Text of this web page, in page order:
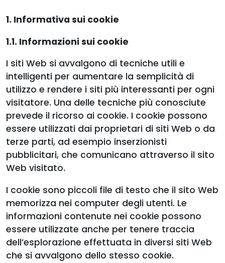
1. Informativa sui cookie
1.1. Informazioni sui cookie
I siti Web si avvalgono di tecniche utili e
intelligenti per aumentare la semplicità di
utilizzo e rendere i siti più interessanti per ogni
visitatore. Una delle tecniche più conosciute
prevede il ricorso ai cookie. I cookie possono
essere utilizzati dai proprietari di siti Web o da
terze parti, ad esempio inserzionisti
pubblicitari, che comunicano attraverso il sito
Web visitato.
I cookie sono piccoli file di testo che il sito Web
memorizza nei computer degli utenti. Le
informazioni contenute nei cookie possono
essere utilizzate anche per tenere traccia
dell’esplorazione effettuata in diversi siti Web
che si avvalgono dello stesso cookie.